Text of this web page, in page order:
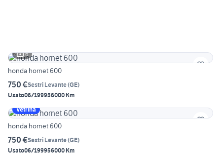
6
honda hornet 600
750 €Sestri Levante(GE)
Usato06/199956000 Km
Vetrina
honda hornet 600
750 €Sestri Levante(GE)
Usato06/199956000 Km